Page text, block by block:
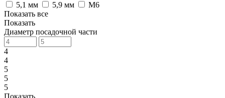
5,1 мм
5,9 мм
M6
Показать все
Показать
Диаметр посадочной части
4
4
5
5
5
Показать